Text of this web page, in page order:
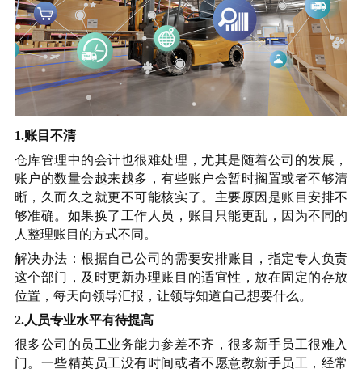
1.账目不清
仓库管理中的会计也很难处理，尤其是随着公司的发展，
账户的数量会越来越多，有些账户会暂时搁置或者不够清
晰，久而久之就更不可能核实了。主要原因是账目安排不
够准确。如果换了工作人员，账目只能更乱，因为不同的
人整理账目的方式不同。
解决办法：根据自己公司的需要安排账目，指定专人负责
这个部门，及时更新办理账目的适宜性，放在固定的存放
位置，每天向领导汇报，让领导知道自己想要什么。
2.人员专业水平有待提高
很多公司的员工业务能力参差不齐，很多新手员工很难入
门。一些精英员工没有时间或者不愿意教新手员工，经常